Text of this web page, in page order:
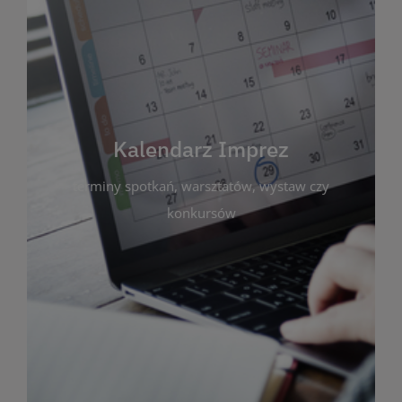
Kalendarz Imprez
terminy spotkań, warsztatów, wystaw czy
konkursów
Kalendarz Imprez
Zakładka ta gromadzi wszystkie planowane
wydarzenia kulturalne i edukacyjne organizowane
przez bibliotekę. Możesz tu sprawdzić terminy
spotkań, warsztatów, wystaw czy konkursów.
Dzięki przejrzystemu kalendarzowi łatwo
zaplanujesz udział w interesujących Cię
wydarzeniach. Aktualizujemy harmonogram na
bieżąco, by zawsze był zgodny z planem pracy
biblioteki. Zapraszamy do śledzenia i uczestnictwa
w życiu kulturalnym miasta!
WIĘCEJ